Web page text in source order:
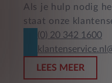
Als je hulp nodig
staat onze
(0) 20 342 1600
LEES MEER